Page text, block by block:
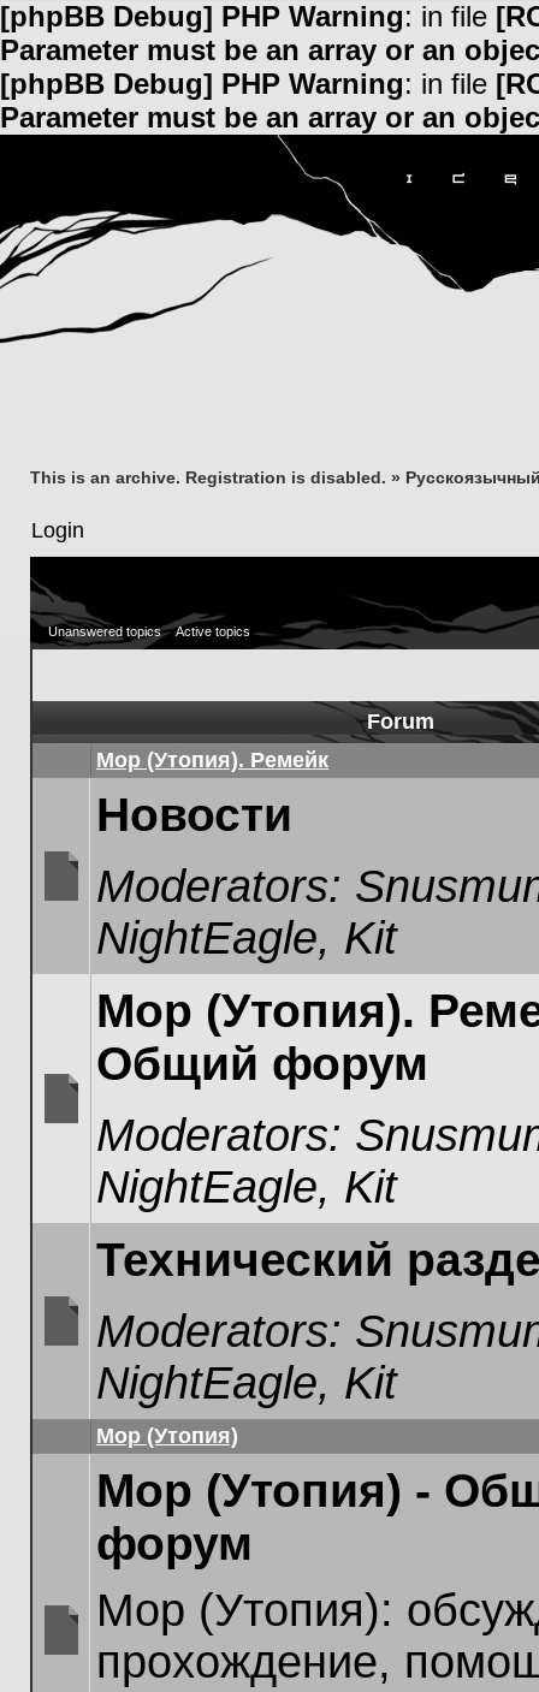
[phpBB Debug] PHP Warning: in file
Parameter must be an array or an
[phpBB Debug] PHP Warning: in file
Parameter must be an array or an
This is an archive. Registration is disabled. »
Login
Unanswered topics Active topics
Forum
Мор (Утопия). Ремейк
unread
Новости
Moderators:
NightEagle, Kit
unread
Мор (Утопия).
Общий форум
Moderators:
NightEagle, Kit
unread
Технический
Moderators:
NightEagle, Kit
Мор (Утопия)
Мор (Утопия) -
форум
Мор (Утопия):
прохождение,